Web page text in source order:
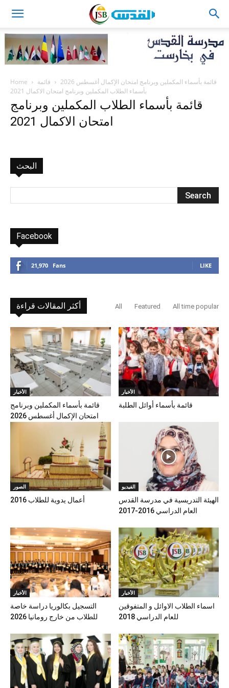
Home قائمة بأسماء المكملين وبرنامج امتحان الإكمال أغسطس 2026
قائمة
بأسماء الطلاب المكملين وبرنامج امتحان الاكمال 2021
قائمة بأسماء الطلاب المكملين وبرنامج
امتحان الاكمال 2021
البحث
Facebook
21,970 Fans LIKE
أكثر المقالات قراءة All Featured All time popular
الأخبار
قائمة بأسماء المكملين وبرنامج
امتحان الإكمال أغسطس 2026
الأخبار
قائمة بأسماء أوائل الطلبة
الصور
أعمال يدوية للطلاب 2016
الفيديو
الهيئة التدريسية في مدرسة القدس
العام الدراسي 2016-2017
الأخبار
التسجيل بكالوريا دراسة خاصة
للطلاب من خارج رومانيا 2026
الأخبار
اسماء الطلاب الاوائل و المتفوقين
للعام الدراسي 2018